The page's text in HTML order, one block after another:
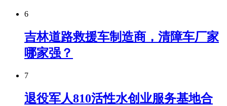
6
吉林道路救援车制造商，清障车厂家
哪家强？
7
退役军人810活性水创业服务基地合